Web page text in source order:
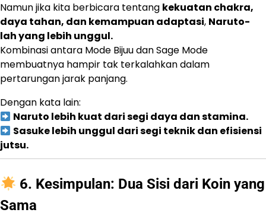
Namun jika kita berbicara tentang kekuatan chakra,
daya tahan, dan kemampuan adaptasi, Naruto-
lah yang lebih unggul.
Kombinasi antara Mode Bijuu dan Sage Mode
membuatnya hampir tak terkalahkan dalam
pertarungan jarak panjang.
Dengan kata lain:
Naruto lebih kuat dari segi daya dan stamina.
Sasuke lebih unggul dari segi teknik dan efisiensi
jutsu.
6. Kesimpulan: Dua Sisi dari Koin yang
Sama